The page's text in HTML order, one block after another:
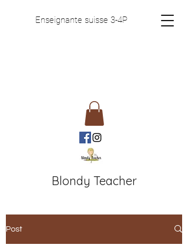
Enseignante suisse 3-4P
Blondy Teacher
Post